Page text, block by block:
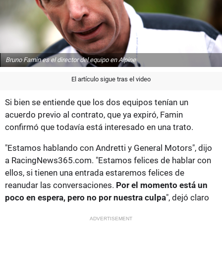
Bruno Famin es el director del equipo en Alpine
El artículo sigue tras el video
Si bien se entiende que los dos equipos tenían un
acuerdo previo al contrato, que ya expiró, Famin
confirmó que todavía está interesado en una trato.
"Estamos hablando con Andretti y General Motors", dijo
a RacingNews365.com. "Estamos felices de hablar con
ellos, si tienen una entrada estaremos felices de
reanudar las conversaciones. Por el momento está un
poco en espera, pero no por nuestra culpa", dejó claro
ADVERTISEMENT